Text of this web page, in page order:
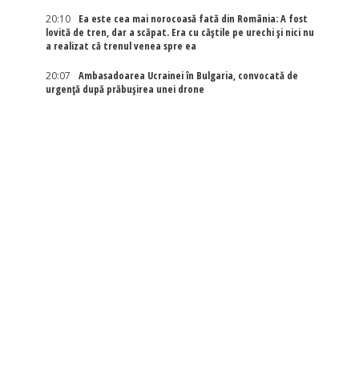
20:10
Ea este cea mai norocoasă fată din România: A fost
lovită de tren, dar a scăpat. Era cu căștile pe urechi și nici nu
a realizat că trenul venea spre ea
20:07
Ambasadoarea Ucrainei în Bulgaria, convocată de
urgență după prăbușirea unei drone